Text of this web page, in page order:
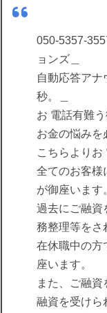
050-5357-
ョンズ＿
自動応答アナ
秒。＿
お 電話有難う
お金の悩みを
こちらよりお
全てのお客様
が御座います
過去にご融資
務整理等をさ
在休職中の方
座います。
また、ご融
融資を受けら